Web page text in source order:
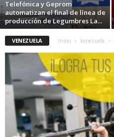
Telefónica y Geprom
automatizan el final de línea de
producción de Legumbres La...
VENEZUELA Inicio Venezuela